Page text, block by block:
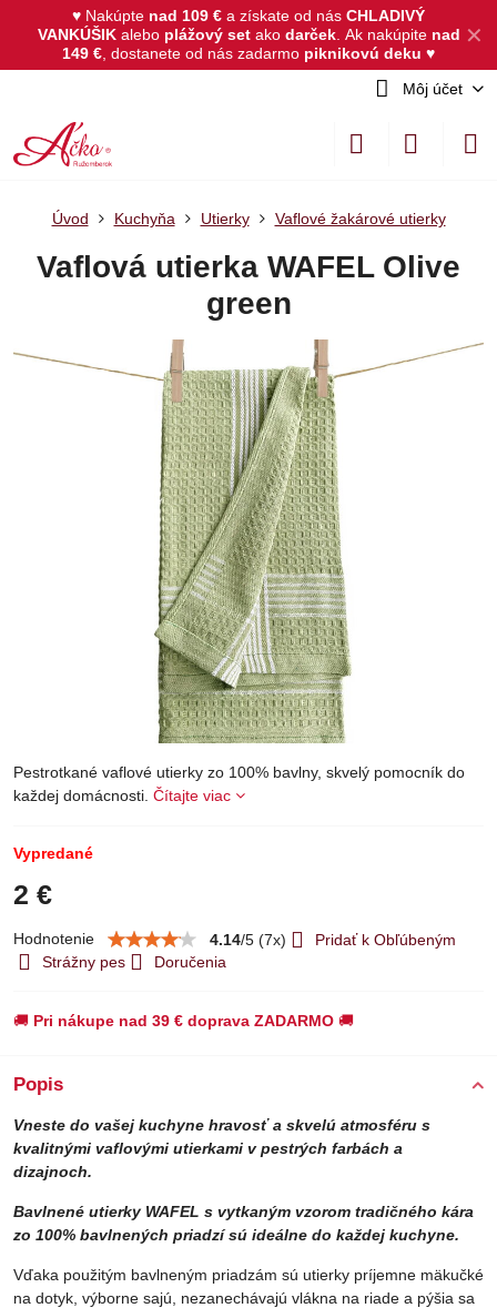
✕
♥ Nakúpte nad 109 € a získate od nás CHLADIVÝ
VANKÚŠIKalebo plážový set akodarček. Ak nakúpite nad
149 € , dostanete od nás zadarmo piknikovú deku ♥
Môj účet
Úvod Kuchyňa Utierky Vaflové žakárové utierky
Vaflová utierka WAFEL Olive
green
Pestrotkané vaflové utierky zo 100% bavlny, skvelý pomocník do
každej domácnosti. Čítajte viac
Vypredané
2 €
Hodnotenie 4.14/5 (7x)
Pridať k Obľúbeným
Strážny pes
Doručenia
🚚 Pri nákupe nad 39 € doprava ZADARMO 🚚
Popis
Vneste do vašej kuchyne hravosť a skvelú atmosféru s
kvalitnými vaflovými utierkami v pestrých farbách a
dizajnoch.
Bavlnené utierky WAFEL s vytkaným vzorom tradičného kára
zo 100% bavlnených priadzí sú ideálne do každej kuchyne.
Vďaka použitým bavlneným priadzám sú utierky príjemne mäkučké
na dotyk, výborne sajú, nezanechávajú vlákna na riade a pýšia sa